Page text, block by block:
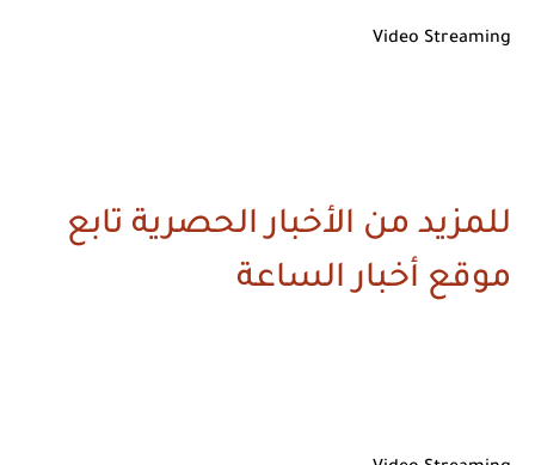
Video Streaming
للمزيد من الأخبار الحصرية تابع
موقع أخبار الساعة